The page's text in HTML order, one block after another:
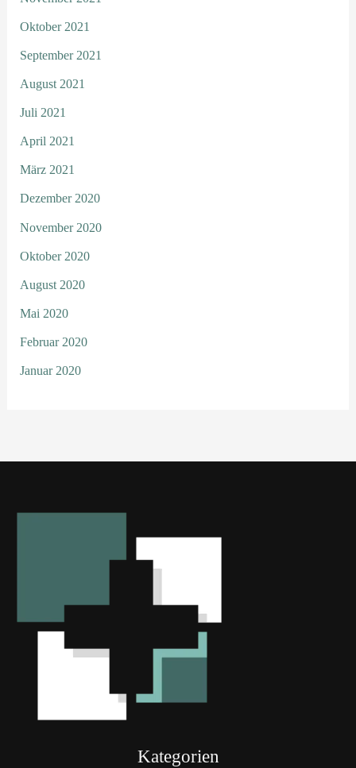
Oktober 2021
September 2021
August 2021
Juli 2021
April 2021
März 2021
Dezember 2020
November 2020
Oktober 2020
August 2020
Mai 2020
Februar 2020
Januar 2020
Kategorien